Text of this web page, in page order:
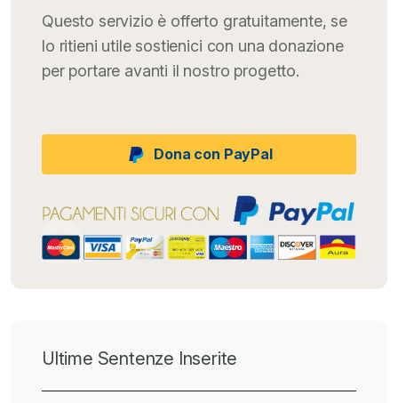
Questo servizio è offerto gratuitamente, se
lo ritieni utile sostienici con una donazione
per portare avanti il nostro progetto.
Dona con PayPal
Ultime Sentenze Inserite